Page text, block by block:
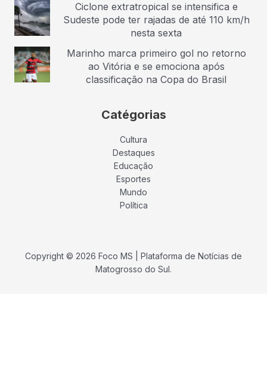
Ciclone extratropical se intensifica e
Sudeste pode ter rajadas de até 110 km/h
nesta sexta
Marinho marca primeiro gol no retorno
ao Vitória e se emociona após
classificação na Copa do Brasil
Catégorias
Cultura
Destaques
Educação
Esportes
Mundo
Política
Copyright © 2026 Foco MS | Plataforma de Notícias de
Matogrosso do Sul.